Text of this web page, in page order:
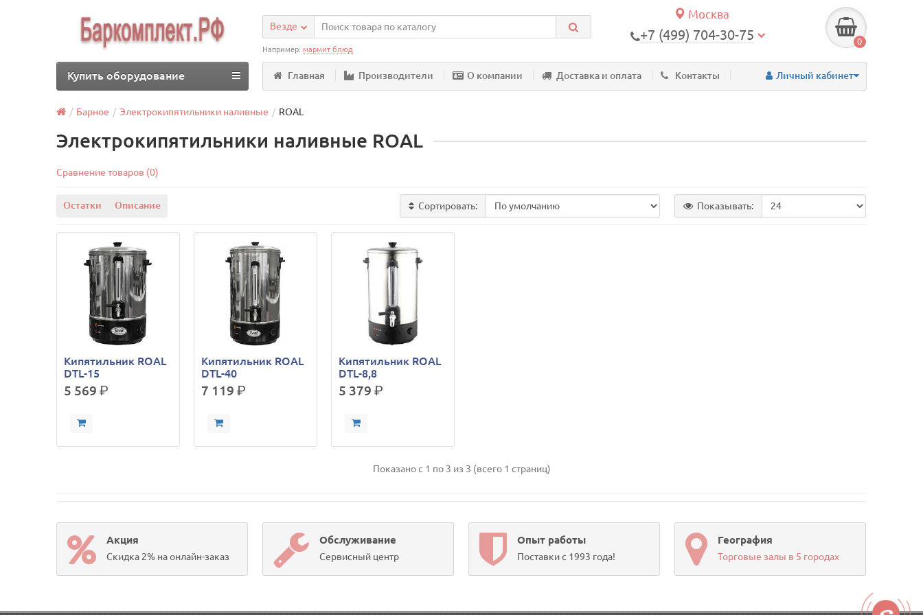
Москва
+7 (499) 704-30-75 0
Везде
Например:мармит блюд
Главная Производители О компании Доставка и оплата Контакты Личный кабинет
Купить оборудование
Барное Электрокипятильники наливные ROAL
Электрокипятильники наливные ROAL
Сравнение товаров (0)
Остатки Описание Сортировать: Показывать:
Кипятильник ROAL
DTL-15
5 569р.
Кипятильник ROAL
DTL-40
7 119р.
Кипятильник ROAL
DTL-8,8
5 379р.
Показано с 1 по 3 из 3 (всего 1 страниц)
Акция
Скидка 2% на онлайн-заказ
Обслуживание
Сервисный центр
Опыт работы
Поставки с 1993 года!
География
Торговые залы в 5 городах